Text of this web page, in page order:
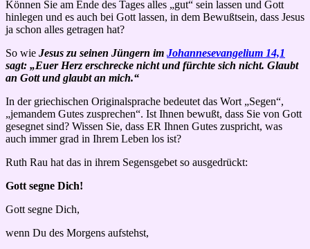
Können Sie am Ende des Tages alles „gut“ sein lassen und Gott
hinlegen und es auch bei Gott lassen, in dem Bewußtsein, dass Jesus
ja schon alles getragen hat?
So wie Jesus zu seinen Jüngern im Johannesevangelium 14,1
sagt: „Euer Herz erschrecke nicht und fürchte sich nicht. Glaubt
an Gott und glaubt an mich.“
In der griechischen Originalsprache bedeutet das Wort „Segen“,
„jemandem Gutes zusprechen“. Ist Ihnen bewußt, dass Sie von Gott
gesegnet sind? Wissen Sie, dass ER Ihnen Gutes zuspricht, was
auch immer grad in Ihrem Leben los ist?
Ruth Rau hat das in ihrem Segensgebet so ausgedrückt:
Gott segne Dich!
Gott segne Dich,
wenn Du des Morgens aufstehst,